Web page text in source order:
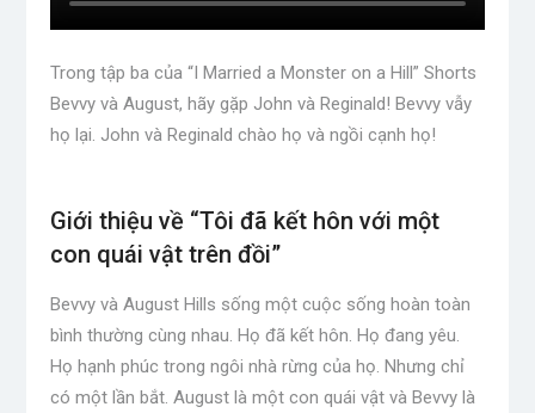
Trong tập ba của “I Married a Monster on a Hill” Shorts
Bevvy và August, hãy gặp John và Reginald! Bevvy vẫy
họ lại. John và Reginald chào họ và ngồi cạnh họ!
Giới thiệu về “Tôi đã kết hôn với một
con quái vật trên đồi”
Bevvy và August Hills sống một cuộc sống hoàn toàn
bình thường cùng nhau. Họ đã kết hôn. Họ đang yêu.
Họ hạnh phúc trong ngôi nhà rừng của họ. Nhưng chỉ
có một lần bắt. August là một con quái vật và Bevvy là